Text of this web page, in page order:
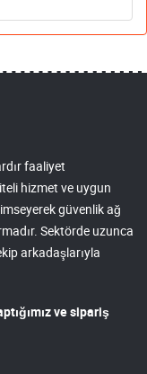
faaliyet
hizmet ve uygun
güvenlik ağ
Sektörde uzunca
arkadaşlarıyla
ve sipariş